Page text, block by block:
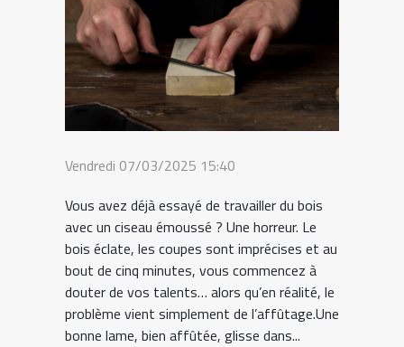
Vendredi 07/03/2025 15:40
Vous avez déjà essayé de travailler du bois
avec un ciseau émoussé ? Une horreur. Le
bois éclate, les coupes sont imprécises et au
bout de cinq minutes, vous commencez à
douter de vos talents… alors qu’en réalité, le
problème vient simplement de l’affûtage.Une
bonne lame, bien affûtée, glisse dans...